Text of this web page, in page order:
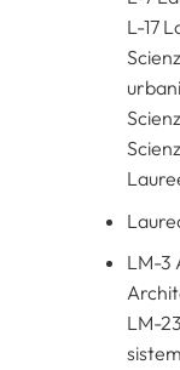
L-17
LM-3
LM-